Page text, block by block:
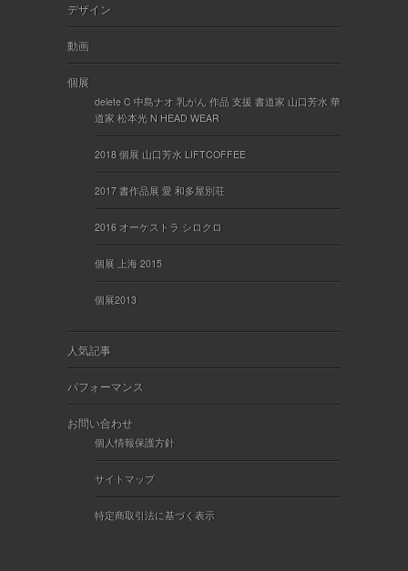
デザイン
動画
個展
delete C 中島ナオ 乳がん 作品 支援 書道家 山口芳水 華
道家 松本光 N HEAD WEAR
2018 個展 山口芳水 LIFTCOFFEE
2017 書作品展 愛 和多屋別荘
2016 オーケストラ シロクロ
個展 上海 2015
個展2013
人気記事
パフォーマンス
お問い合わせ
個人情報保護方針
サイトマップ
特定商取引法に基づく表示